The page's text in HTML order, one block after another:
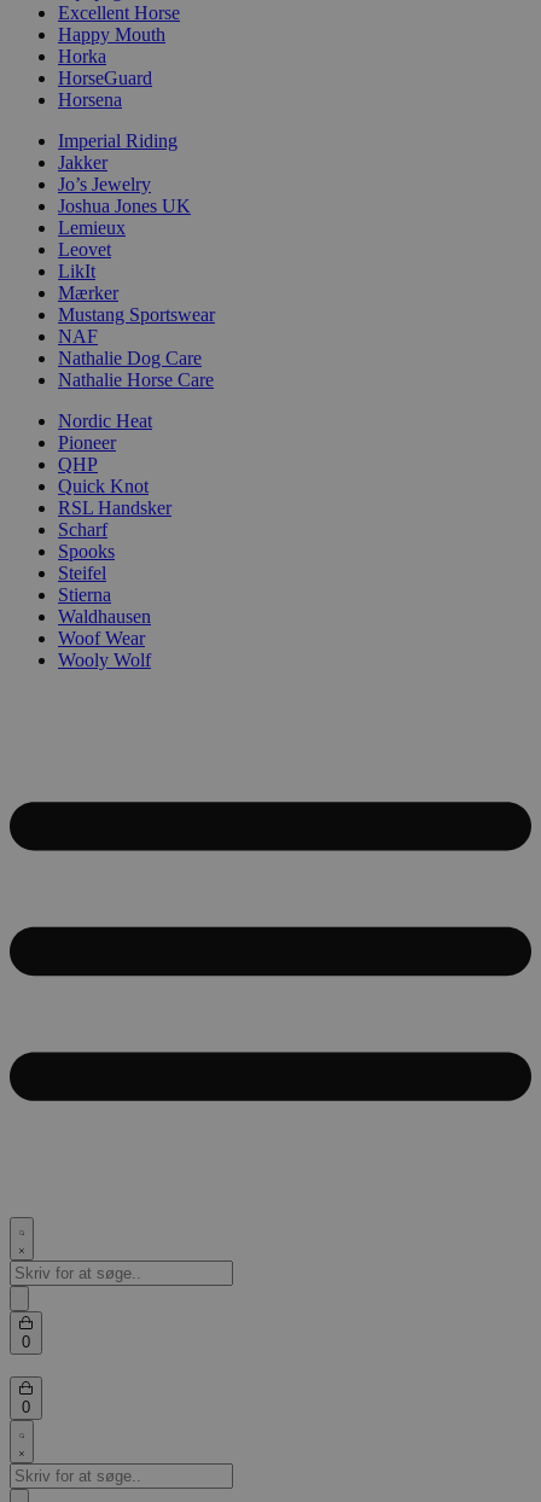
Excellent Horse
Happy Mouth
Horka
HorseGuard
Horsena
Imperial Riding
Jakker
Jo’s Jewelry
Joshua Jones UK
Lemieux
Leovet
LikIt
Mærker
Mustang Sportswear
NAF
Nathalie Dog Care
Nathalie Horse Care
Nordic Heat
Pioneer
QHP
Quick Knot
RSL Handsker
Scharf
Spooks
Steifel
Stierna
Waldhausen
Woof Wear
Wooly Wolf
Search
for:
Search
0Open
cart
0Open
cart
Search
for: